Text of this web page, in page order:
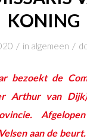
KONING
/ in algemeen /
bezoekt de
Arthur van
aan de